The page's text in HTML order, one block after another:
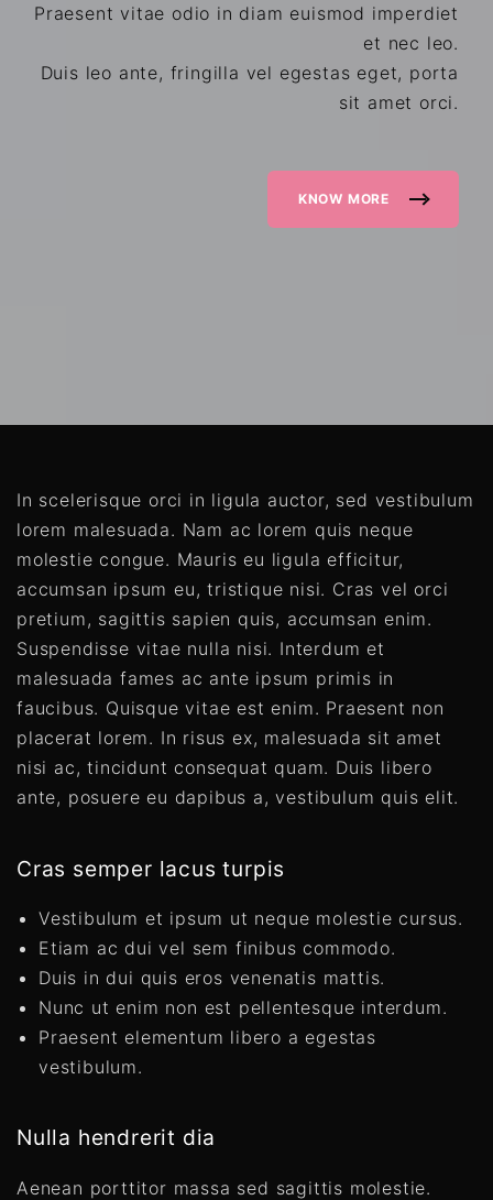
Praesent vitae odio in diam euismod imperdiet
et nec leo.
Duis leo ante, fringilla vel egestas eget, porta
sit amet orci.
KNOW MORE
In scelerisque orci in ligula auctor, sed vestibulum
lorem malesuada. Nam ac lorem quis neque
molestie congue. Mauris eu ligula efficitur,
accumsan ipsum eu, tristique nisi. Cras vel orci
pretium, sagittis sapien quis, accumsan enim.
Suspendisse vitae nulla nisi. Interdum et
malesuada fames ac ante ipsum primis in
faucibus. Quisque vitae est enim. Praesent non
placerat lorem. In risus ex, malesuada sit amet
nisi ac, tincidunt consequat quam. Duis libero
ante, posuere eu dapibus a, vestibulum quis elit.
Cras semper lacus turpis
Vestibulum et ipsum ut neque molestie cursus.
Etiam ac dui vel sem finibus commodo.
Duis in dui quis eros venenatis mattis.
Nunc ut enim non est pellentesque interdum.
Praesent elementum libero a egestas
vestibulum.
Nulla hendrerit dia
Aenean porttitor massa sed sagittis molestie.